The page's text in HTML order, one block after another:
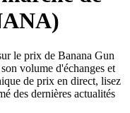
le prix de Banana Gun
volume d'échanges et
de prix en direct, lisez
des dernières actualités